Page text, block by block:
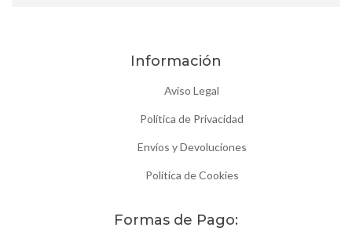
Información
Aviso Legal
Política de Privacidad
Envíos y Devoluciones
Política de Cookies
Formas de Pago: